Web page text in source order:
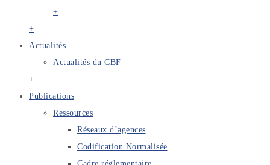
+
+
Actualités
Actualités du CBF
+
Publications
Ressources
Réseaux d’agences
Codification Normalisée